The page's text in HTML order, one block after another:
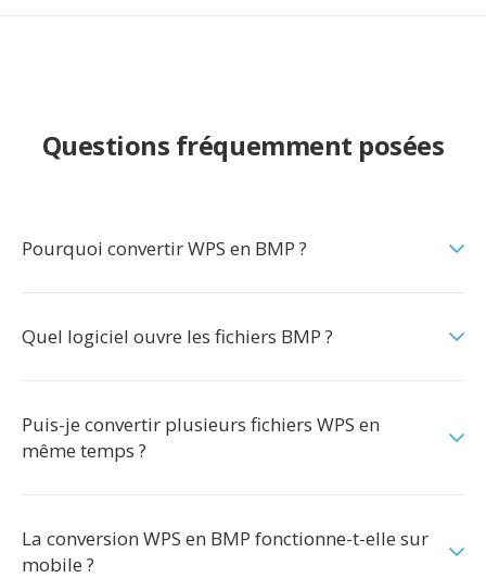
Questions fréquemment posées
Pourquoi convertir WPS en BMP ?
Quel logiciel ouvre les fichiers BMP ?
Puis-je convertir plusieurs fichiers WPS en
même temps ?
La conversion WPS en BMP fonctionne-t-elle sur
mobile ?